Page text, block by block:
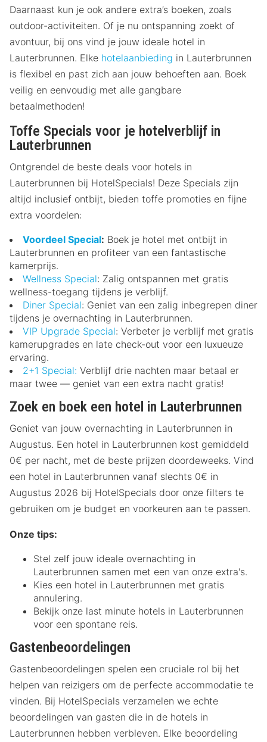
Daarnaast kun je ook andere extra’s boeken, zoals
outdoor-activiteiten. Of je nu ontspanning zoekt of
avontuur, bij ons vind je jouw ideale hotel in
Lauterbrunnen. Elke hotelaanbieding in Lauterbrunnen
is flexibel en past zich aan jouw behoeften aan. Boek
veilig en eenvoudig met alle gangbare
betaalmethoden!
Toffe Specials voor je hotelverblijf in
Lauterbrunnen
Ontgrendel de beste deals voor hotels in
Lauterbrunnen bij HotelSpecials! Deze Specials zijn
altijd inclusief ontbijt, bieden toffe promoties en fijne
extra voordelen:
Voordeel Special: Boek je hotel met ontbijt in
Lauterbrunnen en profiteer van een fantastische
kamerprijs.
Wellness Special: Zalig ontspannen met gratis
wellness-toegang tijdens je verblijf.
Diner Special: Geniet van een zalig inbegrepen diner
tijdens je overnachting in Lauterbrunnen.
VIP Upgrade Special: Verbeter je verblijf met gratis
kamerupgrades en late check-out voor een luxueuze
ervaring.
2+1 Special: Verblijf drie nachten maar betaal er
maar twee — geniet van een extra nacht gratis!
Zoek en boek een hotel in Lauterbrunnen
Geniet van jouw overnachting in Lauterbrunnen in
Augustus. Een hotel in Lauterbrunnen kost gemiddeld
0€ per nacht, met de beste prijzen doordeweeks. Vind
een hotel in Lauterbrunnen vanaf slechts 0€ in
Augustus 2026 bij HotelSpecials door onze filters te
gebruiken om je budget en voorkeuren aan te passen.
Onze tips:
Stel zelf jouw ideale overnachting in
Lauterbrunnen samen met een van onze extra's.
Kies een hotel in Lauterbrunnen met gratis
annulering.
Bekijk onze last minute hotels in Lauterbrunnen
voor een spontane reis.
Gastenbeoordelingen
Gastenbeoordelingen spelen een cruciale rol bij het
helpen van reizigers om de perfecte accommodatie te
vinden. Bij HotelSpecials verzamelen we echte
beoordelingen van gasten die in de hotels in
Lauterbrunnen hebben verbleven. Elke beoordeling